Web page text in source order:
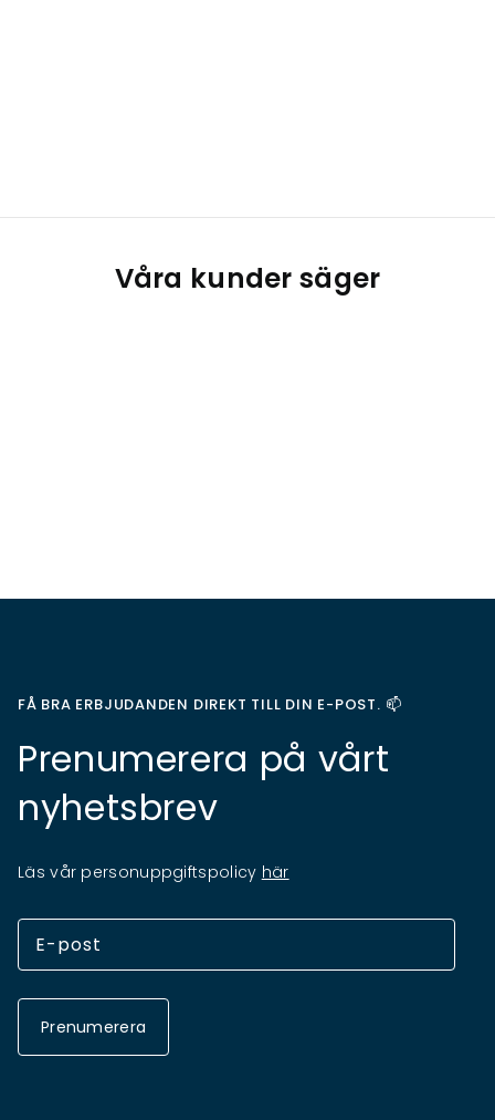
Våra kunder säger
FÅ BRA ERBJUDANDEN DIREKT TILL DIN E-POST. 📫
Prenumerera på vårt
nyhetsbrev
Läs vår personuppgiftspolicy här
Prenumerera